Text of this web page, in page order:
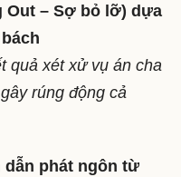
Out – Sợ bỏ lỡ) dựa
quả xét xử vụ án cha
rúng động cả
phát ngôn từ